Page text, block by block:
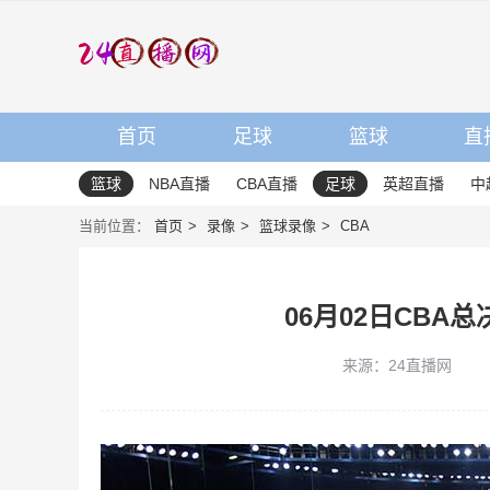
首页 足球 篮球 直
篮球 NBA直播 CBA直播 足球 英超直播 中
当前位置： 首页 录像 篮球录像 CBA
06月02日CBA总
来源：24直播网